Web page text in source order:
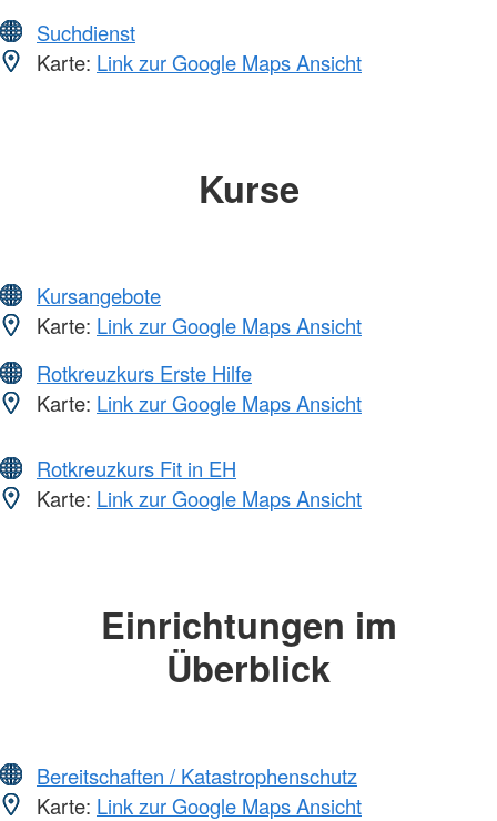
Suchdienst
Karte: Link zur Google Maps Ansicht
Kurse
Kursangebote
Karte: Link zur Google Maps Ansicht
Rotkreuzkurs Erste Hilfe
Karte: Link zur Google Maps Ansicht
Rotkreuzkurs Fit in EH
Karte: Link zur Google Maps Ansicht
Einrichtungen im
Überblick
Bereitschaften / Katastrophenschutz
Karte: Link zur Google Maps Ansicht